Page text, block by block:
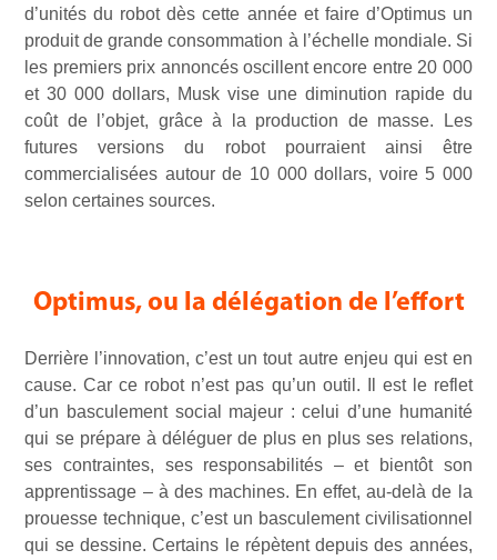
d’unités du robot dès cette année et faire d’Optimus un
produit de grande consommation à l’échelle mondiale. Si
les premiers prix annoncés oscillent encore entre 20 000
et 30 000 dollars, Musk vise une diminution rapide du
coût de l’objet, grâce à la production de masse. Les
futures versions du robot pourraient ainsi être
commercialisées autour de 10 000 dollars, voire 5 000
selon certaines sources.
Optimus, ou la délégation de l’effort
Derrière l’innovation, c’est un tout autre enjeu qui est en
cause. Car ce robot n’est pas qu’un outil. Il est le reflet
d’un basculement social majeur : celui d’une humanité
qui se prépare à déléguer de plus en plus ses relations,
ses contraintes, ses responsabilités – et bientôt son
apprentissage – à des machines. En effet, au-delà de la
prouesse technique, c’est un basculement civilisationnel
qui se dessine. Certains le répètent depuis des années,